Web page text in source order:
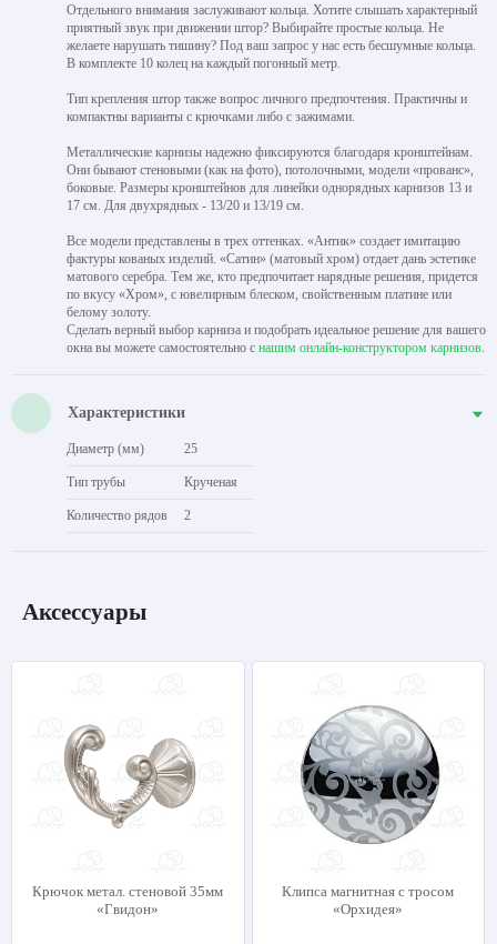
Отдельного внимания заслуживают кольца. Хотите слышать характерный
приятный звук при движении штор? Выбирайте простые кольца. Не
желаете нарушать тишину? Под ваш запрос у нас есть бесшумные кольца.
В комплекте 10 колец на каждый погонный метр.
Тип крепления штор также вопрос личного предпочтения. Практичны и
компактны варианты с крючками либо с зажимами.
Металлические карнизы надежно фиксируются благодаря кронштейнам.
Они бывают стеновыми (как на фото), потолочными, модели «прованс»,
боковые. Размеры кронштейнов для линейки однорядных карнизов 13 и
17 см. Для двухрядных - 13/20 и 13/19 см.
Все модели представлены в трех оттенках. «Антик» создает имитацию
фактуры кованых изделий. «Сатин» (матовый хром) отдает дань эстетике
матового серебра. Тем же, кто предпочитает нарядные решения, придется
по вкусу «Хром», с ювелирным блеском, свойственным платине или
белому золоту.
Сделать верный выбор карниза и подобрать идеальное решение для вашего
окна вы можете самостоятельно с нашим онлайн-конструктором карнизов.
Характеристики
Диаметр (мм) 25
Тип трубы Крученая
Количество рядов 2
Аксессуары
Крючок метал. стеновой 35мм
«Гвидон»
Клипса магнитная с тросом
«Орхидея»